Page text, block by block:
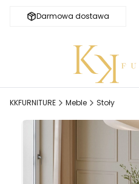
Darmowa dostawa
KKFURNITURE Meble Stoły